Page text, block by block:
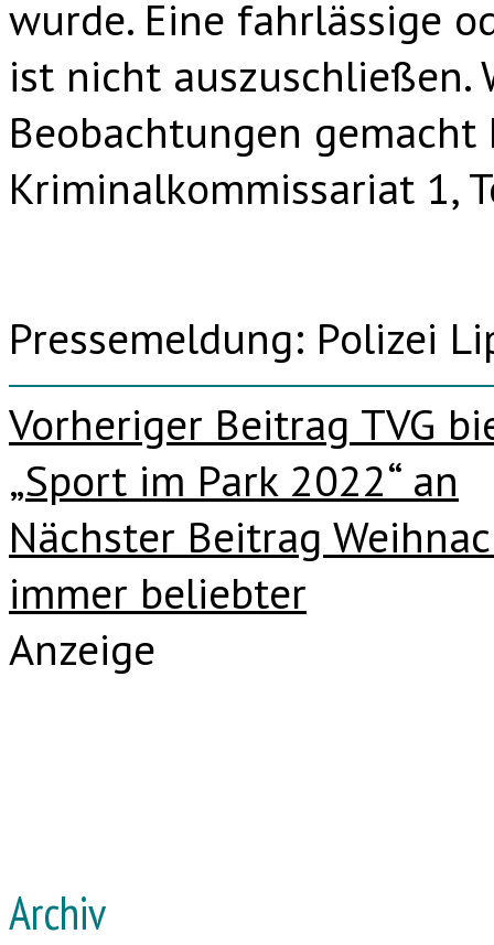
wurde. Eine fahrlässige
ist nicht auszuschließen.
Beobachtungen
Kriminalkommissariat 1,
Pressemeldung: Polizei
Beitragsnavigation
Vorheriger Beitrag TVG
„Sport im Park 2022“ an
Nächster Beitrag
immer beliebter
Anzeige
Archiv